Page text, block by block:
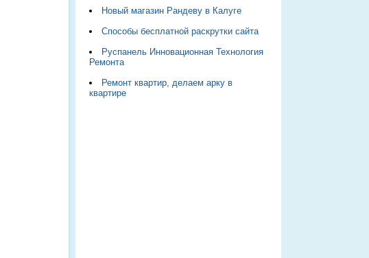
Новый магазин Рандеву в Калуге
Способы бесплатной раскрутки сайта
Руспанель Инновационная Технология
Ремонта
Ремонт квартир, делаем арку в
квартире